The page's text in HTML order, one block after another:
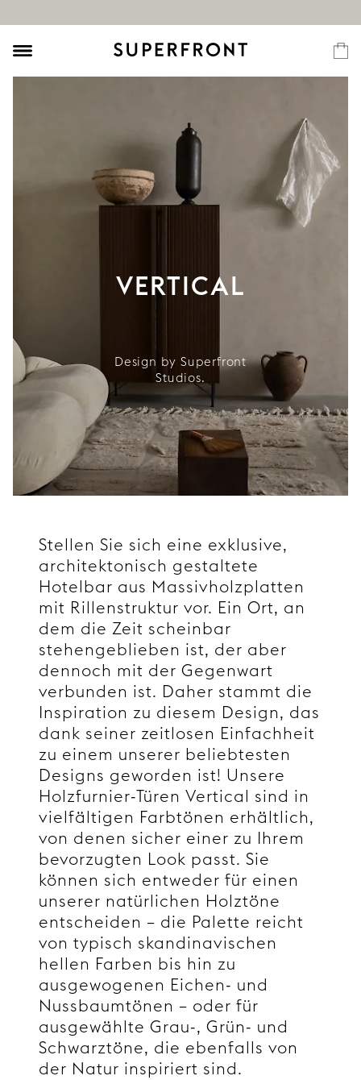
VERTICAL
Design by Superfront
Studios.
Stellen Sie sich eine exklusive,
architektonisch gestaltete
Hotelbar aus Massivholzplatten
mit Rillenstruktur vor. Ein Ort, an
dem die Zeit scheinbar
stehengeblieben ist, der aber
dennoch mit der Gegenwart
verbunden ist. Daher stammt die
Inspiration zu diesem Design, das
dank seiner zeitlosen Einfachheit
zu einem unserer beliebtesten
Designs geworden ist! Unsere
Holzfurnier-Türen Vertical sind in
vielfältigen Farbtönen erhältlich,
von denen sicher einer zu Ihrem
bevorzugten Look passt. Sie
können sich entweder für einen
unserer natürlichen Holztöne
entscheiden – die Palette reicht
von typisch skandinavischen
hellen Farben bis hin zu
ausgewogenen Eichen- und
Nussbaumtönen – oder für
ausgewählte Grau-, Grün- und
Schwarztöne, die ebenfalls von
der Natur inspiriert sind.